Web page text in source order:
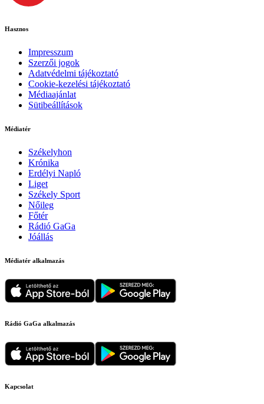
Hasznos
Impresszum
Szerzői jogok
Adatvédelmi tájékoztató
Cookie-kezelési tájékoztató
Médiaajánlat
Sütibeállítások
Médiatér
Székelyhon
Krónika
Erdélyi Napló
Liget
Székely Sport
Nőileg
Főtér
Rádió GaGa
Jóállás
Médiatér alkalmazás
Rádió GaGa alkalmazás
Kapcsolat